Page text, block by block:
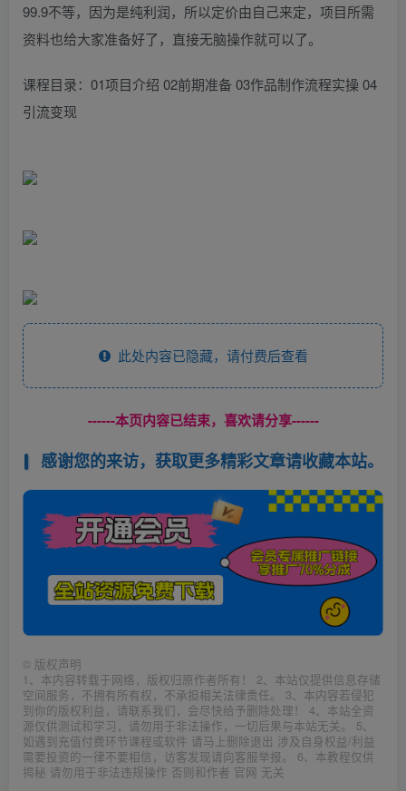
99.9不等，因为是纯利润，所以定价由自己来定，项目所需
资料也给大家准备好了，直接无脑操作就可以了。
课程目录：01项目介绍 02前期准备 03作品制作流程实操 04
引流变现
此处内容已隐藏，请付费后查看
------本页内容已结束，喜欢请分享------
感谢您的来访，获取更多精彩文章请收藏本站。
© 版权声明
1、本内容转载于网络，版权归原作者所有！ 2、本站仅提供信息存储
空间服务，不拥有所有权，不承担相关法律责任。 3、本内容若侵犯
到你的版权利益，请联系我们，会尽快给予删除处理！ 4、本站全资
源仅供测试和学习，请勿用于非法操作，一切后果与本站无关。 5、
如遇到充值付费环节课程或软件 请马上删除退出 涉及自身权益/利益
需要投资的一律不要相信，访客发现请向客服举报。 6、本教程仅供
揭秘 请勿用于非法违规操作 否则和作者 官网 无关